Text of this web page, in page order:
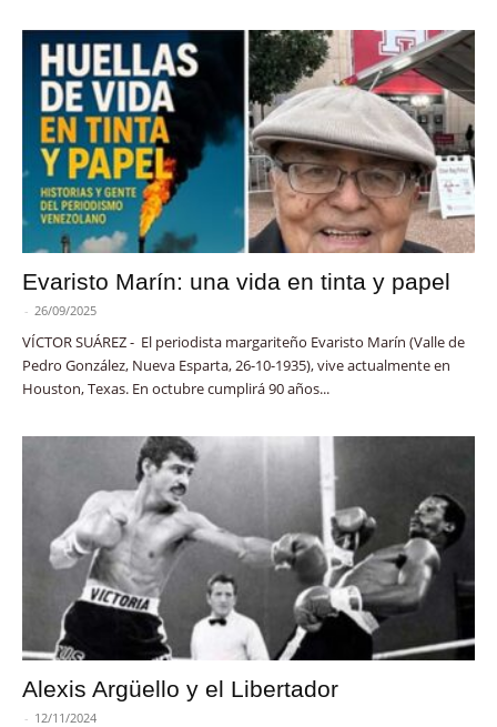
Evaristo Marín: una vida en tinta y papel
- 26/09/2025
VÍCTOR SUÁREZ - El periodista margariteño Evaristo Marín (Valle de
Pedro González, Nueva Esparta, 26-10-1935), vive actualmente en
Houston, Texas. En octubre cumplirá 90 años...
Alexis Argüello y el Libertador
- 12/11/2024